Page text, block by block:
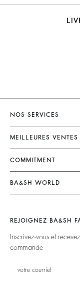
NOS SERVICES
Service Client
Mon Compte
Guide Des Tailles
Accessibilité
MEILLEURES VENTES
Robes
Combinaisons
Tops & Chemises
Chandails & Cardigans
Dos Nus
Denim
COMMITMENT
Nos Engagements
Opérations
Partenaires
Circularité
BA&SH WORLD
Nos Magasins
Talents
Nouvelle Collection
REJOIGNEZ BA&SH
Inscrivez-vous et
commande